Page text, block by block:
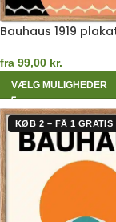
Bauhaus 1919
fra 99,00 kr.
VÆLG MULIGHEDER
KØB 2 – FÅ 1 GRATIS